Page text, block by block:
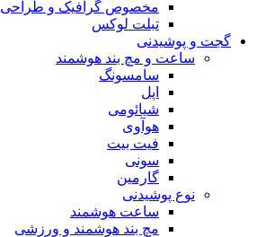
مخصوص گرافیک و طراحی
تبلت لوکس
گجت و پوشیدنی
ساعت و مچ بند هوشمند
سامسونگ
اپل
شیائومی
هوآوی
فیت بیت
سونی
گارمین
نوع پوشیدنی
ساعت هوشمند
مچ بند هوشمند و ورزشی